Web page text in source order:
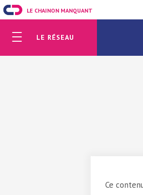
LE CHAINON MANQUANT
LE RÉSEAU
Ce